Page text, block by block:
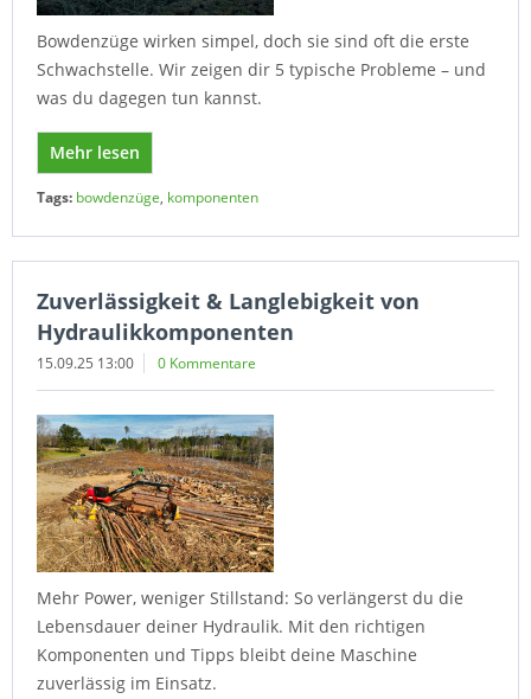
Bowdenzüge wirken simpel, doch sie sind oft die erste
Schwachstelle. Wir zeigen dir 5 typische Probleme – und
was du dagegen tun kannst.
Mehr lesen
Tags: bowdenzüge, komponenten
Zuverlässigkeit & Langlebigkeit von
Hydraulikkomponenten
15.09.25 13:00 0 Kommentare
Mehr Power, weniger Stillstand: So verlängerst du die
Lebensdauer deiner Hydraulik. Mit den richtigen
Komponenten und Tipps bleibt deine Maschine
zuverlässig im Einsatz.